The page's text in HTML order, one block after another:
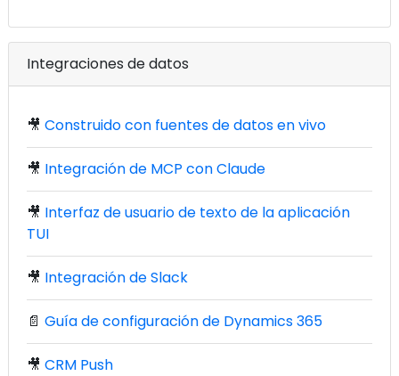
Integraciones de datos
🎥 Construido con fuentes de datos en vivo
🎥 Integración de MCP con Claude
🎥 Interfaz de usuario de texto de la aplicación
TUI
🎥 Integración de Slack
📄 Guía de configuración de Dynamics 365
🎥 CRM Push